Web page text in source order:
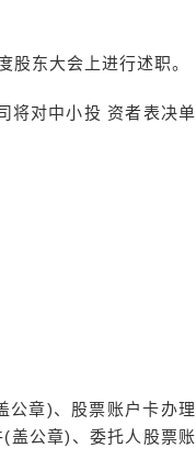
东大会上进行述职。
将对中小投 资者表决单
公章)、股票账户卡办理
盖公章)、委托人股票账